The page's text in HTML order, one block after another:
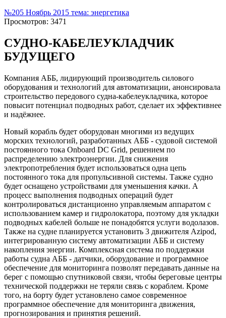
№205 Ноябрь 2015 тема: энергетика
Просмотров: 3471
СУДНО-КАБЕЛЕУКЛАДЧИК
БУДУЩЕГО
Компания АББ, лидирующий производитель силового
оборудования и технологий для автоматизации, анонсировала
строительство передового судна-кабелеукладчика, которое
повысит потенциал подводных работ, сделает их эффективнее
и надёжнее.
Новый корабль будет оборудован многими из ведущих
морских технологий, разработанных АББ - судовой системой
постоянного тока Onboard DC Grid, решением по
распределению электроэнергии. Для снижения
электропотребления будет использоваться одна цепь
постоянного тока для пропульсивной системы. Также судно
будет оснащено устройствами для уменьшения качки. А
процесс выполнения подводных операций будет
контролироваться дистанционно управляемым аппаратом с
использованием камер и гидролокатора, поэтому для укладки
подводных кабелей больше не понадобятся услуги водолазов.
Также на судне планируется установить 3 движителя Azipod,
интегрированную систему автоматизации АББ и систему
накопления энергии. Комплексная система по поддержки
работы судна АББ - датчики, оборудование и программное
обеспечение для мониторинга позволят передавать данные на
берег с помощью спутниковой связи, чтобы береговые центры
технической поддержки не теряли связь с кораблем. Кроме
того, на борту будет установлено самое современное
программное обеспечение для мониторинга движения,
прогнозирования и принятия решений.